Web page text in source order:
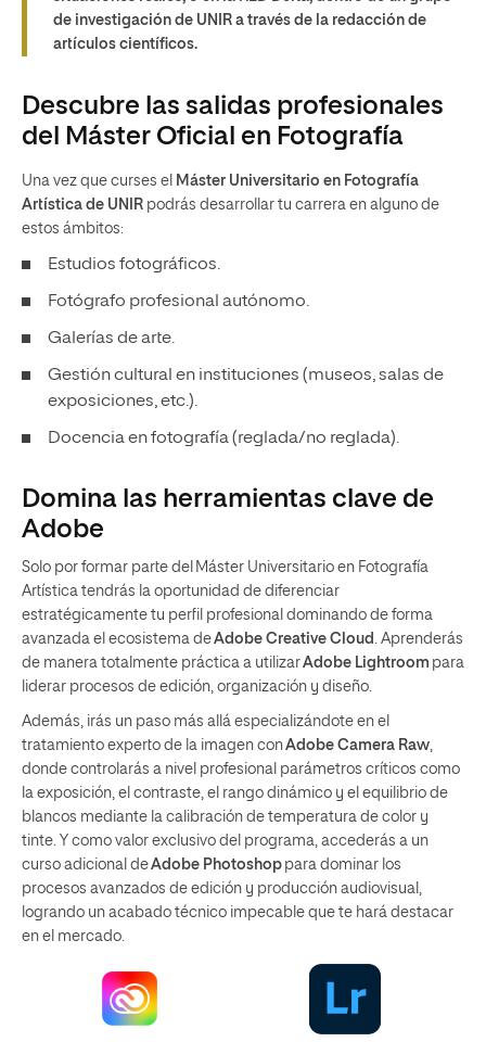
de investigación de UNIR a través de la redacción de
artículos científicos.
Descubre las salidas profesionales
del Máster Oficial en Fotografía
Una vez que curses el Máster Universitario en Fotografía
Artística de UNIR podrás desarrollar tu carrera en alguno de
estos ámbitos:
Estudios fotográficos.
Fotógrafo profesional autónomo.
Galerías de arte.
Gestión cultural en instituciones (museos, salas de
exposiciones, etc.).
Docencia en fotografía (reglada/no reglada).
Domina las herramientas clave de
Adobe
Solo por formar parte del Máster Universitario en Fotografía
Artística tendrás la oportunidad de diferenciar
estratégicamente tu perfil profesional dominando de forma
avanzada el ecosistema deAdobe Creative Cloud . Aprenderás
de manera totalmente práctica a utilizarAdobe Lightroom para
liderar procesos de edición, organización y diseño.
Además, irás un paso más allá especializándote en el
tratamiento experto de la imagen conAdobe Camera Raw,
donde controlarás a nivel profesional parámetros críticos como
la exposición, el contraste, el rango dinámico y el equilibrio de
blancos mediante la calibración de temperatura de color y
tinte. Y como valor exclusivo del programa, accederás a un
curso adicional deAdobe Photoshop para dominar los
procesos avanzados de edición y producción audiovisual,
logrando un acabado técnico impecable que te hará destacar
en el mercado.